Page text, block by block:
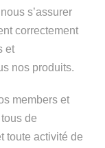
s’assurer
correctement
et
nos produits.
members et
de
toute activité de